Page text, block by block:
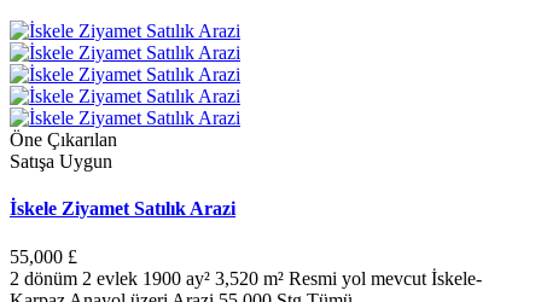
Öne Çıkarılan
Satışa Uygun
İskele Ziyamet Satılık Arazi
55,000 £
2 dönüm 2 evlek 1900 ay² 3,520 m² Resmi yol mevcut İskele-